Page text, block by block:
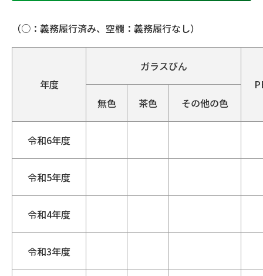
（○：義務履行済み、空欄：義務履行なし）
年度
ガラスびん
無色
茶色 その他の色
令和6年度
令和5年度
令和4年度
令和3年度